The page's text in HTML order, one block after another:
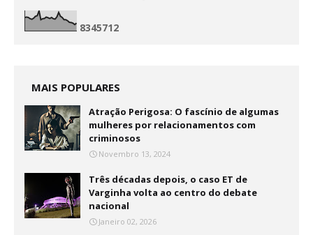
8345712
MAIS POPULARES
Atração Perigosa: O fascínio de algumas
mulheres por relacionamentos com
criminosos
Novembro 13, 2024
Três décadas depois, o caso ET de
Varginha volta ao centro do debate
nacional
Janeiro 02, 2026